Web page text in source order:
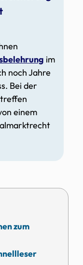
im
noch Jahre
Bei der
einem
zum